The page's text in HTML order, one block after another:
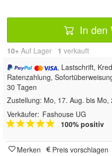
In den
10+ Auf Lager 1 verkauft
, Lastschrift,
Ratenzahlung,
30 Tagen
Zustellung: Mo, 17. Aug. bis Mo,
Verkäufer: Fashouse UG
100% positiv
Merken Preis vorschlagen